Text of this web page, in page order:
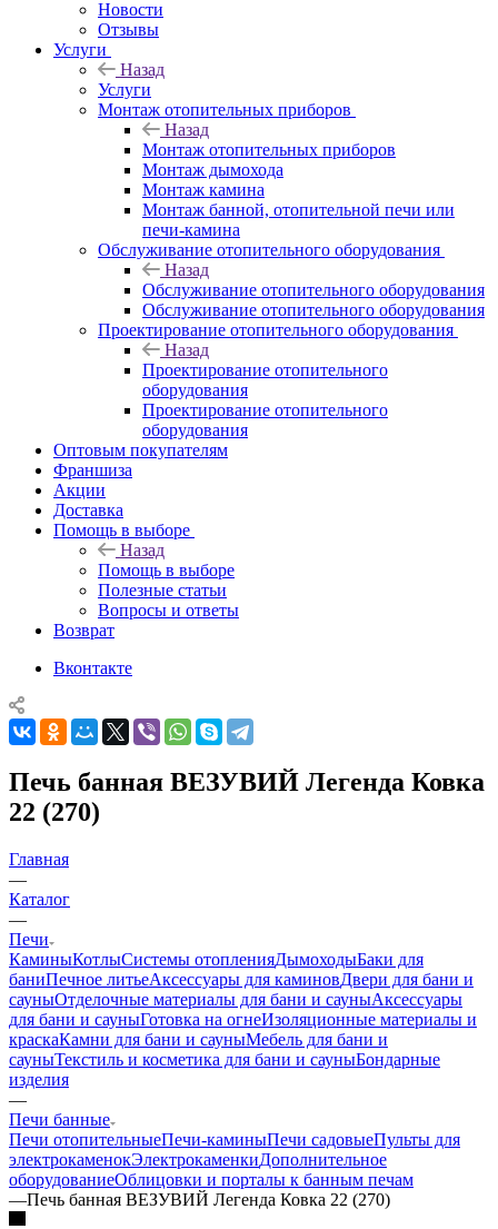
Новости
Отзывы
Услуги
Назад
Услуги
Монтаж отопительных приборов
Назад
Монтаж отопительных приборов
Монтаж дымохода
Монтаж камина
Монтаж банной, отопительной печи или
печи-камина
Обслуживание отопительного оборудования
Назад
Обслуживание отопительного оборудования
Обслуживание отопительного оборудования
Проектирование отопительного оборудования
Назад
Проектирование отопительного
оборудования
Проектирование отопительного
оборудования
Оптовым покупателям
Франшиза
Акции
Доставка
Помощь в выборе
Назад
Помощь в выборе
Полезные статьи
Вопросы и ответы
Возврат
Вконтакте
Печь банная ВЕЗУВИЙ Легенда Ковка
22 (270)
Главная
—
Каталог
—
Печи
КаминыКотлыСистемы отопленияДымоходыБаки для
баниПечное литьеАксессуары для каминовДвери для бани и
сауныОтделочные материалы для бани и сауныАксессуары
для бани и сауныГотовка на огнеИзоляционные материалы и
краскаКамни для бани и сауныМебель для бани и
сауныТекстиль и косметика для бани и сауныБондарные
изделия
—
Печи банные
Печи отопительныеПечи-каминыПечи садовыеПульты для
электрокаменокЭлектрокаменкиДополнительное
оборудованиеОблицовки и порталы к банным печам
—Печь банная ВЕЗУВИЙ Легенда Ковка 22 (270)